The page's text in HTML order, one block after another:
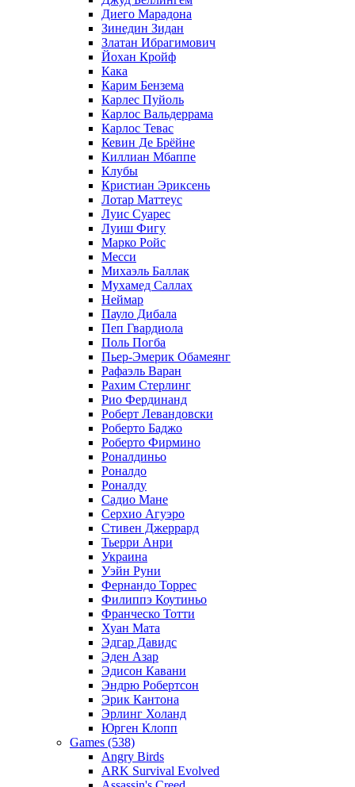
Диего Марадона
Зинедин Зидан
Златан Ибрагимович
Йохан Кройф
Кака
Карим Бензема
Карлес Пуйоль
Карлос Вальдеррама
Карлос Тевас
Кевин Де Брёйне
Киллиан Мбаппе
Клубы
Кристиан Эриксень
Лотар Маттеус
Луис Суарес
Луиш Фигу
Марко Ройс
Месси
Михаэль Баллак
Мухамед Саллах
Неймар
Пауло Дибала
Пеп Гвардиола
Поль Погба
Пьер-Эмерик Обамеянг
Рафаэль Варан
Рахим Стерлинг
Рио Фердинанд
Роберт Левандовски
Роберто Баджо
Роберто Фирмино
Роналдиньо
Роналдо
Роналду
Садио Мане
Серхио Агуэро
Стивен Джеррард
Тьерри Анри
Украина
Уэйн Руни
Фернандо Торрес
Филиппэ Коутиньо
Франческо Тотти
Хуан Мата
Эдгар Давидс
Эден Азар
Эдисон Кавани
Эндрю Робертсон
Эрик Кантона
Эрлинг Холанд
Юрген Клопп
Games (538)
Angry Birds
ARK Survival Evolved